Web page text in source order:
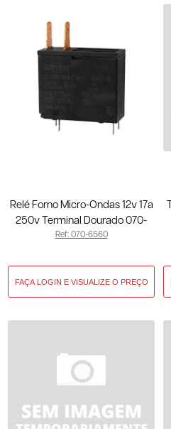
Relé Forno Micro-Ondas 12v 17a
250v Terminal Dourado 070-
6560
Ref: 070-6560